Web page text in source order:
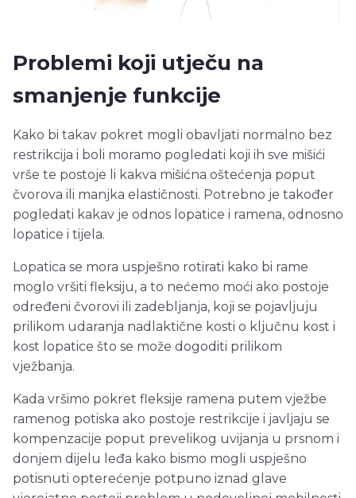
Problemi koji utječu na
smanjenje funkcije
Kako bi takav pokret mogli obavljati normalno bez
restrikcija i boli moramo pogledati koji ih sve mišići
vrše te postoje li kakva mišićna oštećenja poput
čvorova ili manjka elastičnosti. Potrebno je također
pogledati kakav je odnos lopatice i ramena, odnosno
lopatice i tijela.
Lopatica se mora uspješno rotirati kako bi rame
moglo vršiti fleksiju, a to nećemo moći ako postoje
određeni čvorovi ili zadebljanja, koji se pojavljuju
prilikom udaranja nadlaktične kosti o ključnu kost i
kost lopatice što se može dogoditi prilikom
vježbanja.
Kada vršimo pokret fleksije ramena putem vježbe
ramenog potiska ako postoje restrikcije i javljaju se
kompenzacije poput prevelikog uvijanja u prsnom i
donjem dijelu leđa kako bismo mogli uspješno
potisnuti opterećenje potpuno iznad glave